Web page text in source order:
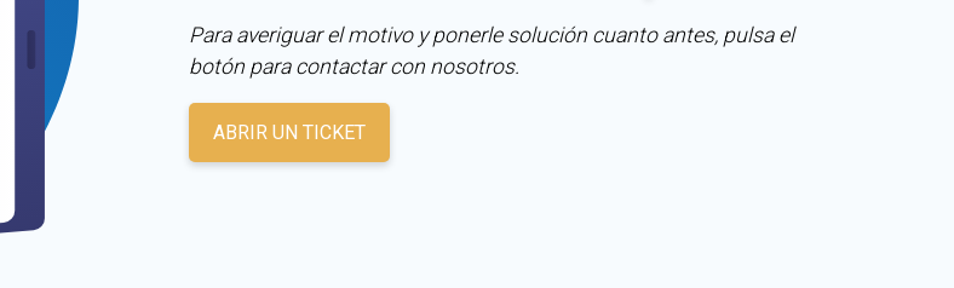
Para averiguar el motivo y ponerle solución cuanto antes, pulsa el
botón para contactar con nosotros.
ABRIR UN TICKET